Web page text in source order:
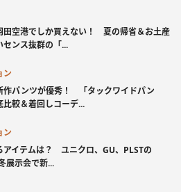
田空港でしか買えない！ 夏の帰省＆お土産
センス抜群の「...
ン
作パンツが優秀！ 「タックワイドパン
比較＆着回しコーデ...
ン
アイテムは？ ユニクロ、GU、PLSTの
展示会で新...